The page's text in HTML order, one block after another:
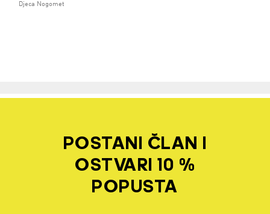
Djeca Nogomet
POSTANI ČLAN I
OSTVARI 10 %
POPUSTA